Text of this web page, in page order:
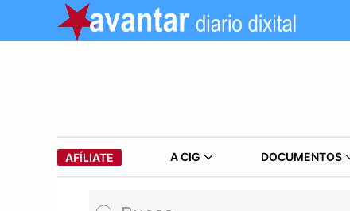
AFÍLIATE A CIG DOCUMENTOS